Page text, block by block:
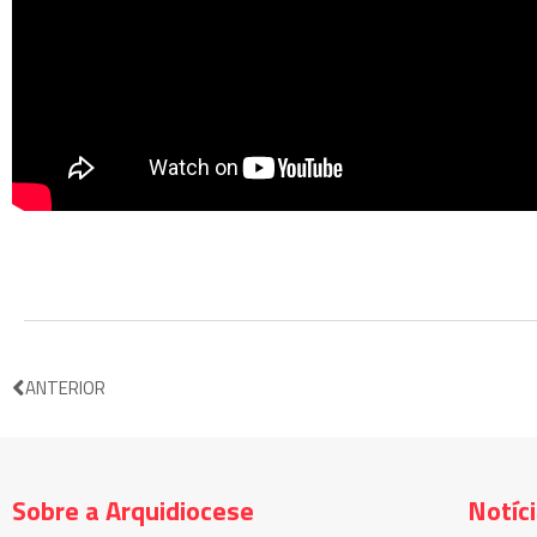
ANTERIOR
Sobre a Arquidiocese